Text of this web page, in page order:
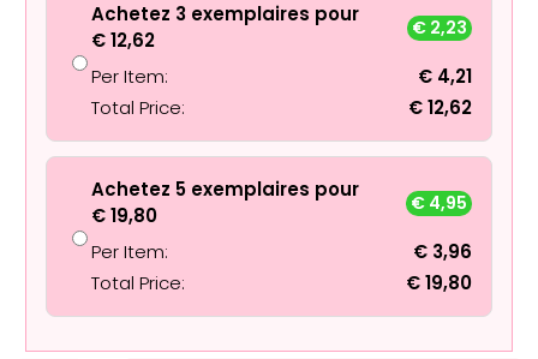
Achetez 3 exemplaires pour
€12,62
€ 2,23
Per Item: € 4,21
Total Price:
€12,62
Achetez 5 exemplaires pour
€19,80
€ 4,95
Per Item: € 3,96
Total Price:
€19,80